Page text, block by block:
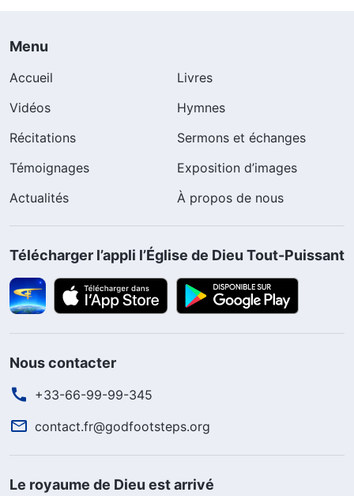
Menu
Accueil
Livres
Vidéos
Hymnes
Récitations
Sermons et échanges
Témoignages
Exposition d’images
Actualités
À propos de nous
Télécharger l’appli l’Église de Dieu Tout-Puissant
Nous contacter
+33-66-99-99-345
contact.fr@godfootsteps.org
Le royaume de Dieu est arrivé